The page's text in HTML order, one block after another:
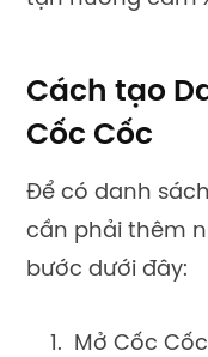
Cách tạo
Cốc Cốc
Để có danh
cần phải thêm
bước dưới đây:
Mở Cốc